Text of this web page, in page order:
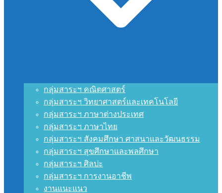
กลุ่มสาระฯ คณิตศาสตร์
กลุ่มสาระฯ วิทยาศาสตร์และเทคโนโลยี
กลุ่มสาระฯ ภาษาต่างประเทศ
กลุ่มสาระฯ ภาษาไทย
กลุ่มสาระฯ สังคมศึกษา ศาสนาและวัฒนธรรม
กลุ่มสาระฯ สุขศึกษาและพลศึกษา
กลุ่มสาระฯ ศิลปะ
กลุ่มสาระฯ การงานอาชีพ
งานแนะแนว